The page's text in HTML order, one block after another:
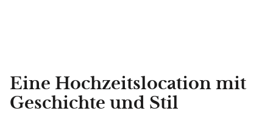
Eine Hochzeitslocation mit
Geschichte und Stil